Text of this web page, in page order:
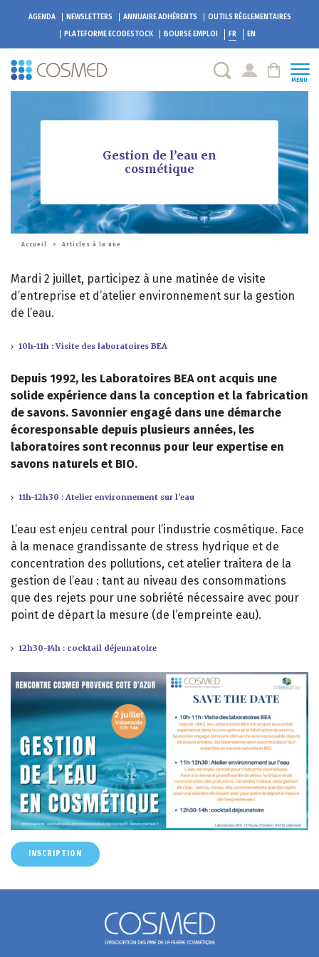
AGENDA NEWSLETTERS ANNUAIRE ADHÉRENTS
OUTILS RÉGLEMENTAIRES
PLATEFORME ECODESTOCK BOURSE EMPLOI FR EN
MENU
Gestion de l’eau en
cosmétique
Accueil > Articles à la une
Mardi 2 juillet, participez à une matinée de visite
d’entreprise et d’atelier environnement sur la gestion
de l’eau.
10h-11h : Visite des laboratoires BEA
Depuis 1992, les Laboratoires BEA ont acquis une
solide expérience dans la conception et la fabrication
de savons. Savonnier engagé dans une démarche
écoresponsable depuis plusieurs années, les
laboratoires sont reconnus pour leur expertise en
savons naturels et BIO.
11h-12h30 : Atelier environnement sur l’eau
L’eau est enjeu central pour l’industrie cosmétique. Face
à la menace grandissante de stress hydrique et de
concentration des pollutions, cet atelier traitera de la
gestion de l’eau : tant au niveau des consommations
que des rejets pour une sobriété nécessaire avec pour
point de départ la mesure (de l’empreinte eau).
12h30-14h : cocktail déjeunatoire
INSCRIPTION